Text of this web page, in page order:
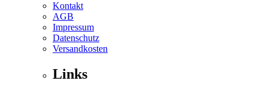
Kontakt
AGB
Impressum
Datenschutz
Versandkosten
Links